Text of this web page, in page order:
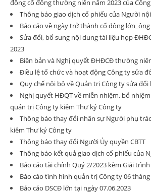
đồng cổ đông thường niên năm 2023 của
Thông báo giao dịch cổ phiếu của Người
Báo cáo về ngày trở thành cổ đông
Sửa đổi, bổ sung nội dung tài liệu họp
2023
Biên bản và Nghị quyết ĐHĐCĐ thường
Điều lệ tổ chức và hoạt động Công ty sửa
Quy chế nội bộ về Quản trị Công ty sửa đổi
Nghị quyết HĐQT về miễn nhiệm, bổ
quản trị Công ty kiêm Thư ký Công ty
Thông báo thay đổi nhân sự Người phụ
kiêm Thư ký Công ty
Thông báo thay đổi Người Ủy quyền CBTT
Thông báo kết quả giao dịch cổ phiếu của
Báo cáo tài chính Quý 2/2023 kèm Giải
Báo cáo tình hình quản trị Công ty 06
Báo cáo DSCĐ lớn tại ngày 07.06.2023